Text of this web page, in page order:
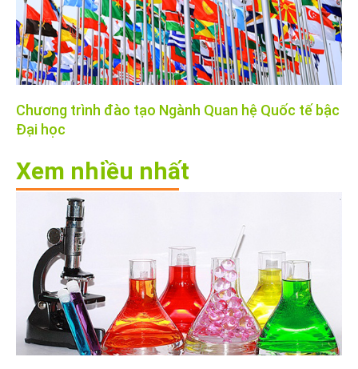
Chương trình đào tạo Ngành Quan hệ Quốc tế bậc
Đại học
Xem nhiều nhất